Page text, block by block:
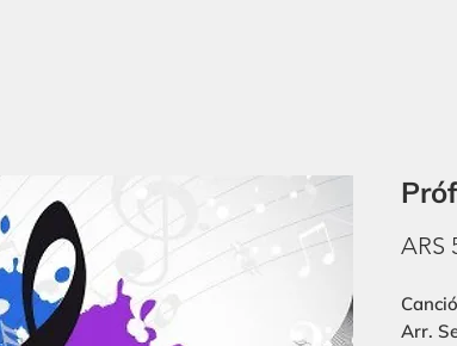
ARS
Arr.